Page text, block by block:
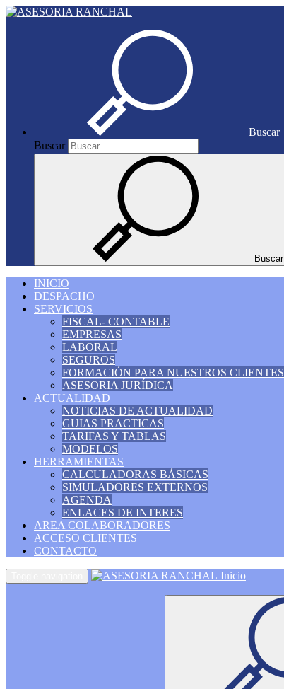
Buscar
Buscar
Buscar
INICIO
DESPACHO
SERVICIOS
FISCAL- CONTABLE
EMPRESAS
LABORAL
SEGUROS
FORMACIÓN PARA NUESTROS CLIENTES
ASESORIA JURÍDICA
ACTUALIDAD
NOTICIAS DE ACTUALIDAD
GUIAS PRACTICAS
TARIFAS Y TABLAS
MODELOS
HERRAMIENTAS
CALCULADORAS BÁSICAS
SIMULADORES EXTERNOS
AGENDA
ENLACES DE INTERES
AREA COLABORADORES
ACCESO CLIENTES
CONTACTO
Inicio